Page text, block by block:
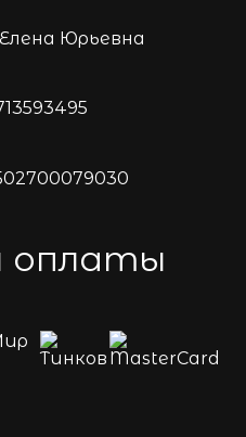
Юрьевна
оплаты